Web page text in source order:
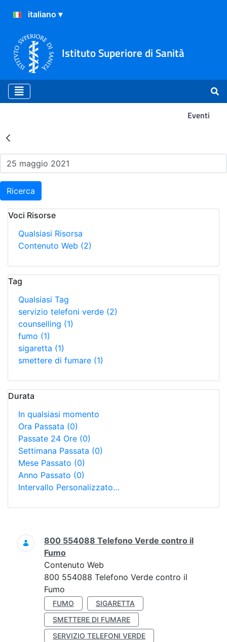
Istituto Superiore di Sanità
Eventi
Risultati della Ricerca -
Ricerca
Voci Risorse
Qualsiasi Risorsa
Contenuto Web (2)
Tag
Qualsiasi Tag
servizio telefoni verde (2)
counselling (1)
fumo (1)
sigaretta (1)
smettere di fumare (1)
Durata
In qualsiasi momento
Ora Passata (0)
Passate 24 Ore (0)
Settimana Passata (0)
Mese Passato (0)
Anno Passato (0)
Intervallo Personalizzato…
Ricerca
800 554088 Telefono Verde contro il
Fumo
Contenuto Web
800 554088 Telefono Verde contro il
Fumo
FUMO
SIGARETTA
SMETTERE DI FUMARE
SERVIZIO TELEFONI VERDE